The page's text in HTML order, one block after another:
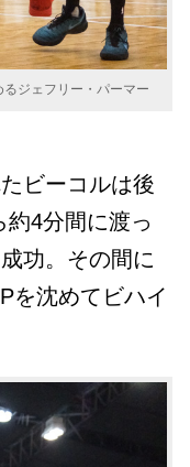
ジェフリー・パーマー
ビーコルは後
4分間に渡っ
功。その間に
を沈めてビハイ